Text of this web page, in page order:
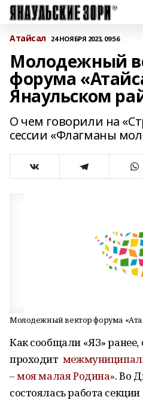
Атайсал 24 НОЯБРЯ 2023, 09:56
Молодежный
форума
Янаульском
О чем говорили на
сессии «Флагманы
Молодежный вектор форума
Как сообщали «ЯЗ» ранее,
проходит
– моя малая Родина». Во
состоялась работа